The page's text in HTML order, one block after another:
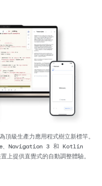
生產力應用程式樹立新標竿。
、Navigation 3 和 Kotlin
提供直覺式的自動調整體驗。